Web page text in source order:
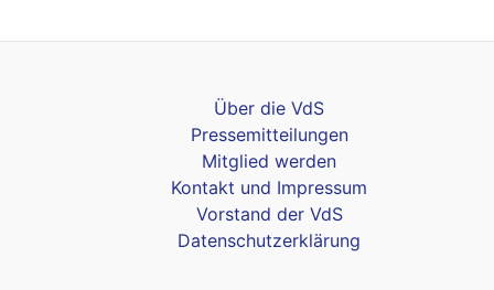
Über die VdS
Pressemitteilungen
Mitglied werden
Kontakt und Impressum
Vorstand der VdS
Datenschutzerklärung